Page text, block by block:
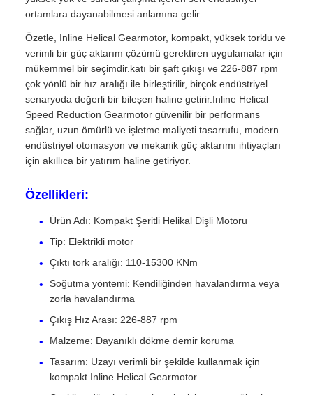
ortamlara dayanabilmesi anlamına gelir.
Özetle, Inline Helical Gearmotor, kompakt, yüksek torklu ve
verimli bir güç aktarım çözümü gerektiren uygulamalar için
mükemmel bir seçimdir.katı bir şaft çıkışı ve 226-887 rpm
çok yönlü bir hız aralığı ile birleştirilir, birçok endüstriyel
senaryoda değerli bir bileşen haline getirir.Inline Helical
Speed Reduction Gearmotor güvenilir bir performans
sağlar, uzun ömürlü ve işletme maliyeti tasarrufu, modern
endüstriyel otomasyon ve mekanik güç aktarımı ihtiyaçları
için akıllıca bir yatırım haline getiriyor.
Özellikleri:
Ürün Adı: Kompakt Şeritli Helikal Dişli Motoru
Tip: Elektrikli motor
Çıktı tork aralığı: 110-15300 KNm
Soğutma yöntemi: Kendiliğinden havalandırma veya
zorla havalandırma
Çıkış Hız Arası: 226-887 rpm
Malzeme: Dayanıklı dökme demir koruma
Tasarım: Uzayı verimli bir şekilde kullanmak için
kompakt Inline Helical Gearmotor